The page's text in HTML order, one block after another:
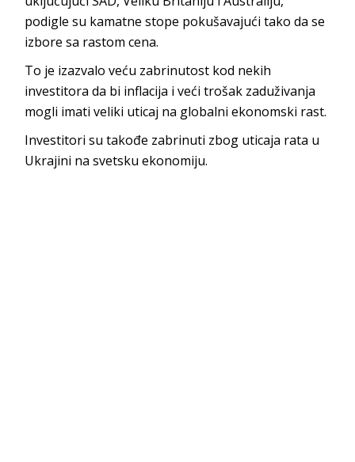
podigle su kamatne stope pokušavajući tako da se
izbore sa rastom cena.
To je izazvalo veću zabrinutost kod nekih
investitora da bi inflacija i veći trošak zaduživanja
mogli imati veliki uticaj na globalni ekonomski rast.
Investitori su takođe zabrinuti zbog uticaja rata u
Ukrajini na svetsku ekonomiju.